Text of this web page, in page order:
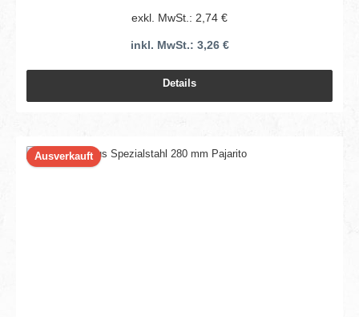
exkl. MwSt.: 2,74 €
inkl. MwSt.: 3,26 €
Details
Ausverkauft